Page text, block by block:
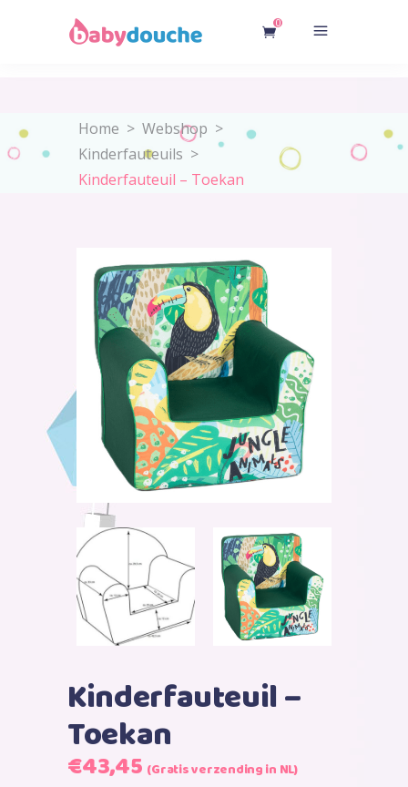
0
Home > Webshop >
Kinderfauteuils >
Kinderfauteuil – Toekan
Kinderfauteuil –
Toekan
Oorspronkelijke
€43,45Huidige
(Gratis verzending in NL)